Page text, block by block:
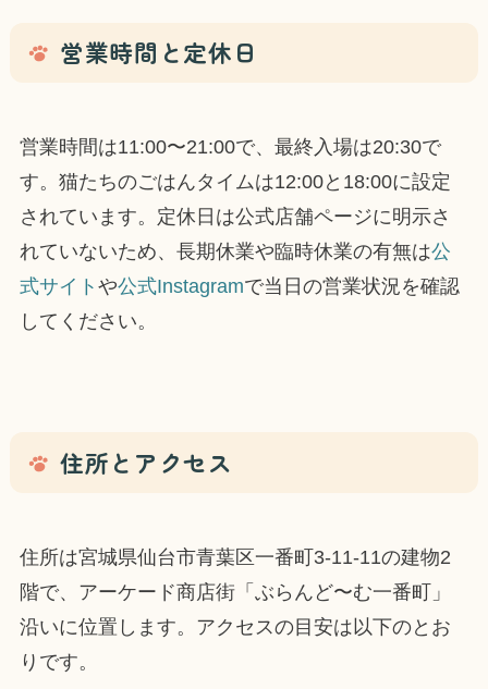
営業時間と定休日
営業時間は11:00〜21:00で、最終入場は20:30で
す。猫たちのごはんタイムは12:00と18:00に設定
されています。定休日は公式店舗ページに明示さ
れていないため、長期休業や臨時休業の有無は公
式サイト や公式Instagramで当日の営業状況を確認
してください。
住所とアクセス
住所は宮城県仙台市青葉区一番町3-11-11の建物2
階で、アーケード商店街「ぶらんど〜む一番町」
沿いに位置します。アクセスの目安は以下のとお
りです。